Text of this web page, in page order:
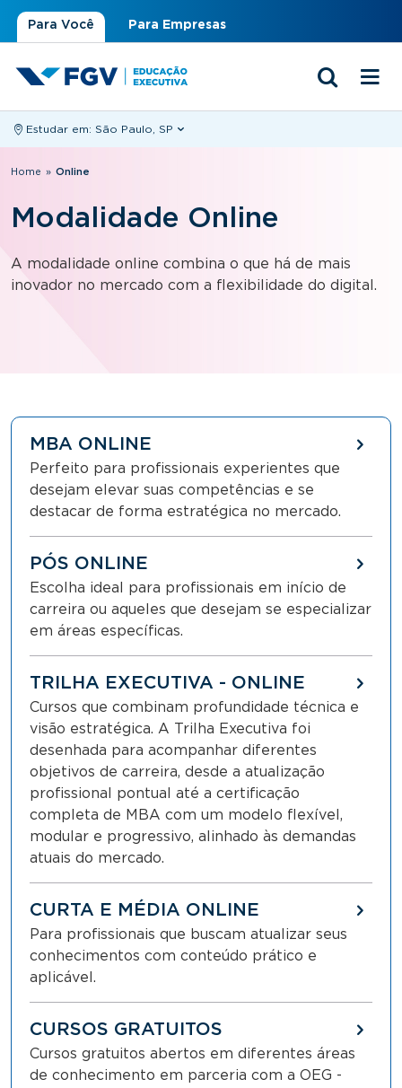
Para Você Para Empresas
Estudar em: São Paulo, SP
Você está aqui
Home » Online
Modalidade Online
A modalidade online combina o que há de mais
inovador no mercado com a flexibilidade do digital.
MBA ONLINE
Perfeito para profissionais experientes que
desejam elevar suas competências e se
destacar de forma estratégica no mercado.
PÓS ONLINE
Escolha ideal para profissionais em início de
carreira ou aqueles que desejam se especializar
em áreas específicas.
TRILHA EXECUTIVA - ONLINE
Cursos que combinam profundidade técnica e
visão estratégica. A Trilha Executiva foi
desenhada para acompanhar diferentes
objetivos de carreira, desde a atualização
profissional pontual até a certificação
completa de MBA com um modelo flexível,
modular e progressivo, alinhado às demandas
atuais do mercado.
CURTA E MÉDIA ONLINE
Para profissionais que buscam atualizar seus
conhecimentos com conteúdo prático e
aplicável.
CURSOS GRATUITOS
Cursos gratuitos abertos em diferentes áreas
de conhecimento em parceria com a OEG -